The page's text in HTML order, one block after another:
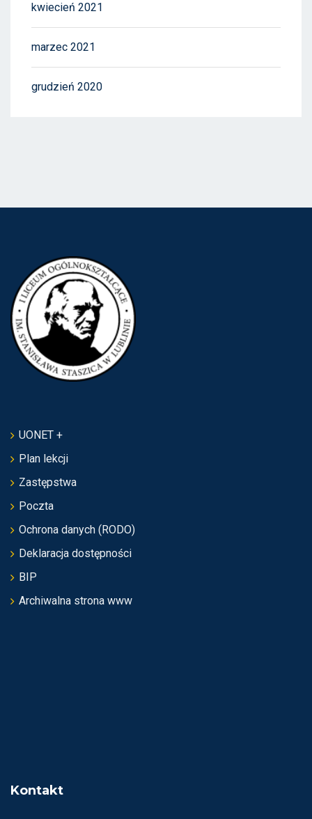
kwiecień 2021
marzec 2021
grudzień 2020
UONET +
Plan lekcji
Zastępstwa
Poczta
Ochrona danych (RODO)
Deklaracja dostępności
BIP
Archiwalna strona www
Kontakt